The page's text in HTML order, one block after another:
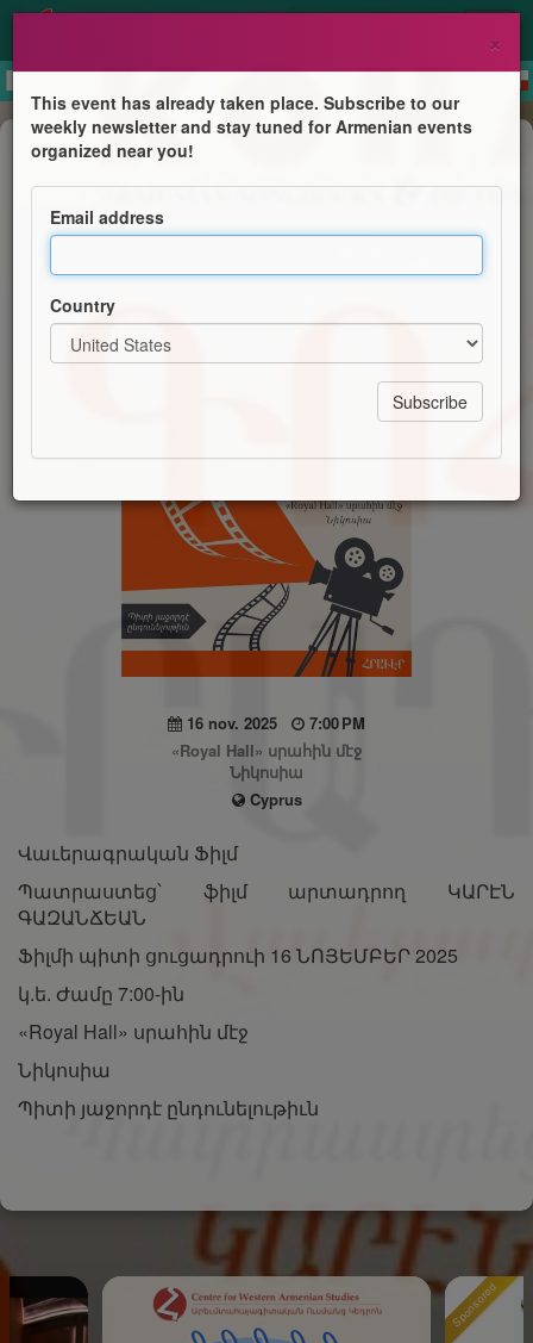
Film Screening
Դոհար Գրադարան
Armenian Songbooks & Dictionaries Library
16 nov. 2025
7:00 PM
«Royal Hall» սրահին մէջ
Նիկոսիա
Cyprus
Վաւերագրական Ֆիլմ
Պատրաստեց՝ ֆիլմ արտադրող ԿԱՐԷՆ
ԳԱԶԱՆՃԵԱՆ
Ֆիլմի պիտի ցուցադրուի 16 ՆՈՅԵՄԲԵՐ 2025
կ.ե. Ժամը 7:00-ին
«Royal Hall» սրահին մէջ
Նիկոսիա
Պիտի յաջորդէ ընդունելութիւն
Sponsored
×
This event has already taken place. Subscribe to our
weekly newsletter and stay tuned for Armenian events
organized near you!
Email address
Country